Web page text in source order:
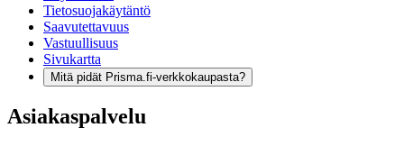
Tietosuojakäytäntö
Saavutettavuus
Vastuullisuus
Sivukartta
Mitä pidät Prisma.fi-verkkokaupasta?
Asiakaspalvelu